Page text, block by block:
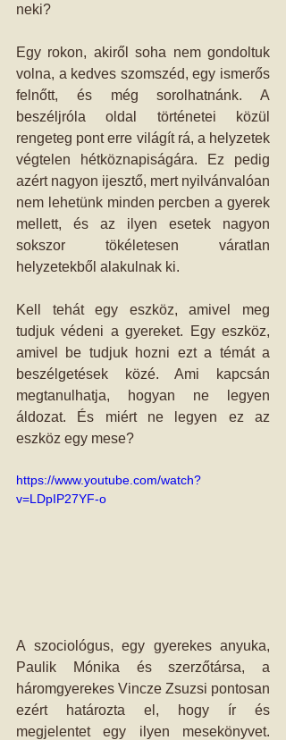
neki?
Egy rokon, akiről soha nem gondoltuk
volna, a kedves szomszéd, egy ismerős
felnőtt, és még sorolhatnánk. A
beszéljróla oldal történetei közül
rengeteg pont erre világít rá, a helyzetek
végtelen hétköznapiságára. Ez pedig
azért nagyon ijesztő, mert nyilvánvalóan
nem lehetünk minden percben a gyerek
mellett, és az ilyen esetek nagyon
sokszor tökéletesen váratlan
helyzetekből alakulnak ki.
Kell tehát egy eszköz, amivel meg
tudjuk védeni a gyereket. Egy eszköz,
amivel be tudjuk hozni ezt a témát a
beszélgetések közé. Ami kapcsán
megtanulhatja, hogyan ne legyen
áldozat. És miért ne legyen ez az
eszköz egy mese?
https://www.youtube.com/watch?
v=LDpIP27YF-o
A szociológus, egy gyerekes anyuka,
Paulik Mónika és szerzőtársa, a
háromgyerekes Vincze Zsuzsi pontosan
ezért határozta el, hogy ír és
megjelentet egy ilyen mesekönyvet.